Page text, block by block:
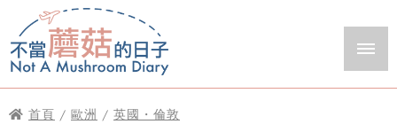
首頁 / 歐洲 / 英國・倫敦